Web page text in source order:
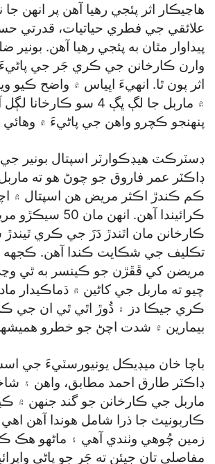
هاڃيڪار اثر پئجي رهيا آهن پر انهن جا
علائقي جي فطري حياتيات، قدرتي
پيداوار مٿان به پئجي رهيا آهن.
وارن ڪارخانن جي ڪري جَر جي
اثر پون ٿا. انهيءَ اڀياس ۾ واضح ڪيو
۾ ماربل جا لڳ ڀڳ 4 سو
پنهنجو ڪچرو واهن جي پاڻيءَ ۾ وهائي
ڊسٽرڪٽ هيڊڪوارٽر اسپتال بونير
ڊاڪٽر عمر فاروق جو چوڻ هو ته
ڪم ڪندڙ اڪثر مريض هن اسپتال ۾
ڪرائيندا آهن. انهن
ڪارخانن مان اٿندڙ دَزَ جي ڪري
تڪليف جي شڪايت ڪندا آهن.
مريضن کي ڦڦڙن جو ڪينسر به ٿي
چيو ته ماربل جي کاڻين ۾ ڌماڪيدار
ڪري جيڪا دز ۽ ڌُوڙ اٿي ٿي ان جي
بيمارين ۾ شدت اچڻ جو خطرو
باچا خان ميڊيڪل يونيورسٽيءَ جي
ڊاڪٽر طارق احمد مطابق، واهن ۽
ماربل جي ڪارخانن جو گند جنهن ۾
ڪاربونيٽ جا ذرا شامل هوندا آهن
زمين چُوهي وٺندي آهي ۽ ماڻهو هڪ
مفاصلي تان جيئن ته جَر جو پاڻي